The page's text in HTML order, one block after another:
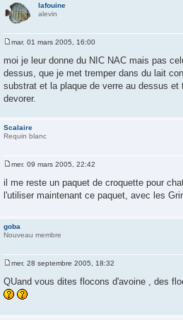
lafouine
alevin
s
s
a
g
e
mar. 01 mars 2005, 16:00
moi je leur donne du NIC NAC mais pas
dessus, que je met tremper dans du lait
substrat et la plaque de verre au dessus
devorer.
Scalaire
Requin blanc
s
s
mer. 09 mars 2005, 22:42
il me reste un paquet de croquette pour
l'utiliser maintenant ce paquet, avec les
goba
Nouveau membre
e
s
s
mer. 28 septembre 2005, 18:32
QUand vous dites flocons d'avoine , des